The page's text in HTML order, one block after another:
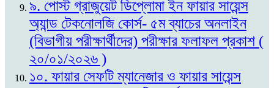
৯. পোস্ট গ্রাজুয়েট ডিপ্লোমা ইন ফায়ার সায়েন্স
অ্যান্ড টেকনোলজি কোর্স- ৫ম ব্যাচের অনলাইন
(বিভাগীয় পরীক্ষার্থীদের) পরীক্ষার ফলাফল প্রকাশ (
২০/০১/২০২৬ )
১০. ফায়ার সেফটি ম্যানেজার ও ফায়ার সায়েন্স